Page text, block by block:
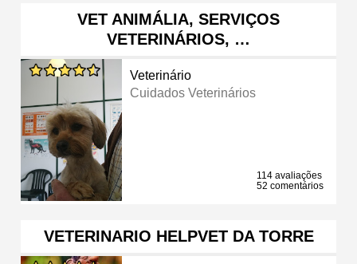
VET ANIMÁLIA, SERVIÇOS
VETERINÁRIOS, …
Veterinário
Cuidados Veterinários
114 avaliações
52 comentários
VETERINARIO HELPVET DA TORRE